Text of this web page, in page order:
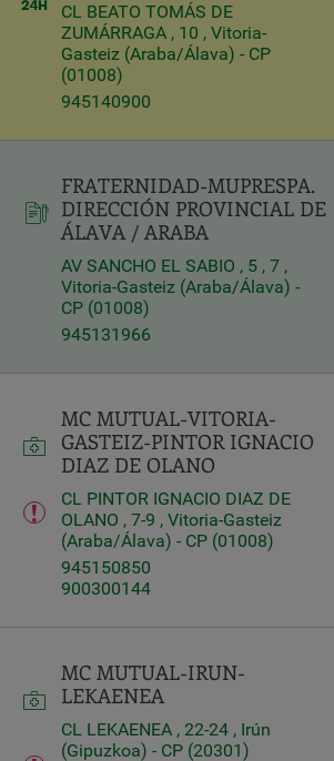
CL BEATO TOMÁS DE
ZUMÁRRAGA , 10 , Vitoria-
Gasteiz (Araba/Álava) - CP
(01008)
945140900
FRATERNIDAD-MUPRESPA.
DIRECCIÓN PROVINCIAL DE
ÁLAVA / ARABA
AV SANCHO EL SABIO , 5 , 7 ,
Vitoria-Gasteiz (Araba/Álava) -
CP (01008)
945131966
MC MUTUAL-VITORIA-
GASTEIZ-PINTOR IGNACIO
DIAZ DE OLANO
CL PINTOR IGNACIO DIAZ DE
OLANO , 7-9 , Vitoria-Gasteiz
(Araba/Álava) - CP (01008)
945150850
900300144
MC MUTUAL-IRUN-
LEKAENEA
CL LEKAENEA , 22-24 , Irún
(Gipuzkoa) - CP (20301)